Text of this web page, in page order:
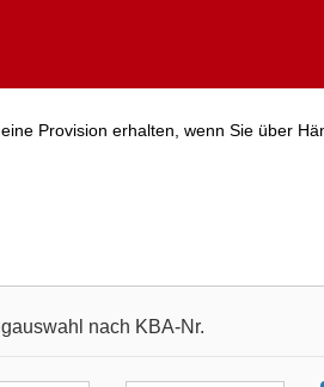
Provision erhalten, wenn Sie über
nach KBA-Nr.